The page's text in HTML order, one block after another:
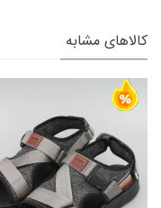
کالاهای مشابه